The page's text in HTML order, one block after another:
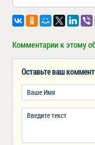
Комментарии к этому
Оставьте ваш